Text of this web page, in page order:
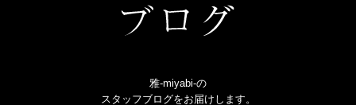
雅-miyabi-の
スタッフブログをお届けします。